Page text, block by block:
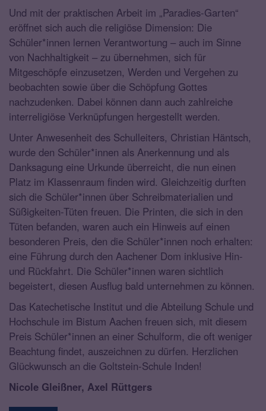
Und mit der praktischen Arbeit im „Paradies-Garten“
eröffnet sich auch die religiöse Dimension: Die
Schüler*innen lernen Verantwortung – auch im Sinne
von Nachhaltigkeit – zu übernehmen, sich für
Mitgeschöpfe einzusetzen, Werden und Vergehen zu
beobachten sowie über die Schöpfung Gottes
nachzudenken. Dabei können dann auch zahlreiche
interreligiöse Verknüpfungen hergestellt werden.
Unter Anwesenheit des Schulleiters, Christian Häntsch,
wurde den Schüler*innen als Anerkennung und als
Danksagung eine Urkunde überreicht, die nun einen
Platz im Klassenraum finden wird. Gleichzeitig durften
sich die Schüler*innen über Schreibmaterialien und
Süßigkeiten-Tüten freuen. Die Printen, die sich in den
Tüten befanden, waren auch ein Hinweis auf einen
besonderen Preis, den die Schüler*innen noch erhalten:
eine Führung durch den Aachener Dom inklusive Hin-
und Rückfahrt. Die Schüler*innen waren sichtlich
begeistert, diesen Ausflug bald unternehmen zu können.
Das Katechetische Institut und die Abteilung Schule und
Hochschule im Bistum Aachen freuen sich, mit diesem
Preis Schüler*innen an einer Schulform, die oft weniger
Beachtung findet, auszeichnen zu dürfen. Herzlichen
Glückwunsch an die Goltstein-Schule Inden!
Nicole Gleißner, Axel Rüttgers